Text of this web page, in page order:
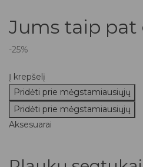
Jums taip pat
-25%
Į krepšelį
Pridėti prie mėgstamiausiųjų
Pridėti prie mėgstamiausiųjų
Aksesuarai